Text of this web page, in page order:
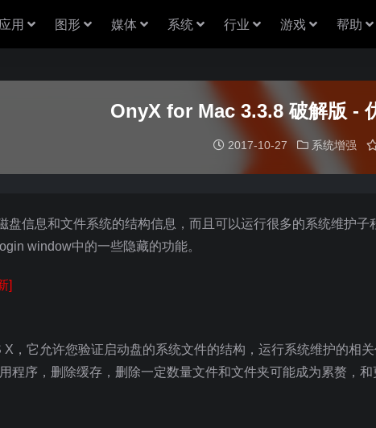
应用 图形 媒体 系统 行业 游戏 帮助
OnyX for Mac 3.3.8 破解版 -
2017-10-27 系统增强
盘信息和文件系统的结构信息，而且可以运行很多的系统维护子
window中的一些隐藏的功能。
]
，它允许您验证启动盘的系统文件的结构，运行系统维护的相
程序，删除缓存，删除一定数量文件和文件夹可能成为累赘，和